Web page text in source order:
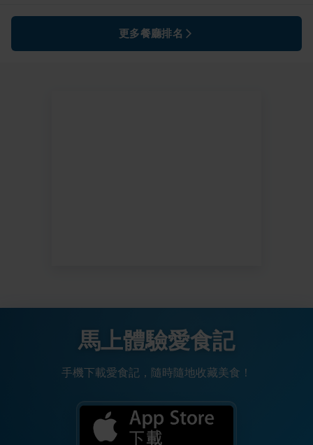
更多餐廳排名
馬上體驗愛食記
手機下載愛食記，隨時隨地收藏美食！